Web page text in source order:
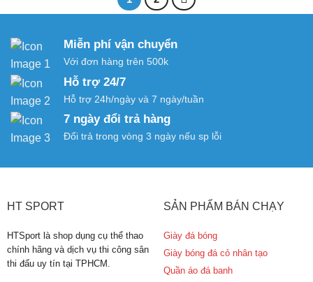
Miễn phí vận chuyển
Với đơn hàng trên 500k
Hỗ trợ 24/7
Hỗ trợ 24h/ngày và 7 ngày/tuần
7 ngày đổi trả hàng
Đổi trả trong vòng 3 ngày nếu sp lỗi
HT SPORT
HTSport là shop dụng cụ thể thao
chính hãng và dịch vụ thi công sân
thi đấu uy tín tại TPHCM.
SẢN PHẨM BÁN CHẠY
Giày đá bóng
Giày bóng đá cỏ nhân tạo
Quần áo đá banh